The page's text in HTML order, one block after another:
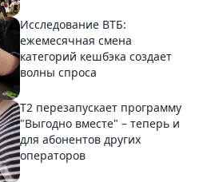
Исследование ВТБ:
ежемесячная смена
категорий кешбэка создает
волны спроса
Т2 перезапускает программу
"Выгодно вместе" – теперь и
для абонентов других
операторов